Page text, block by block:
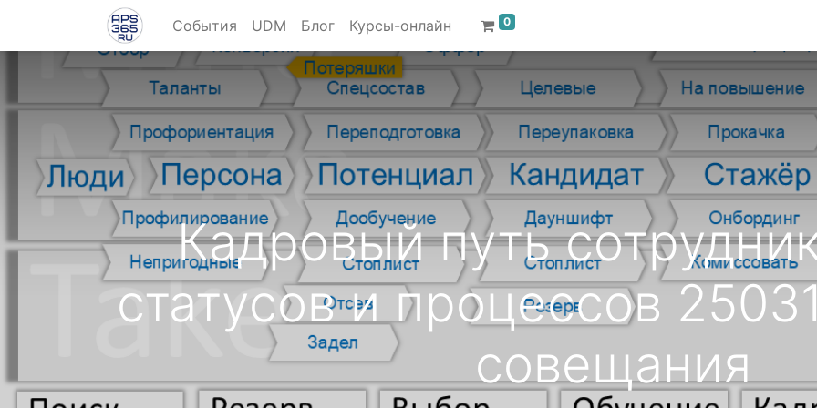
События UDM Блог Курсы-онлайн 0
Кадровый путь
статусов и процессов
совещания